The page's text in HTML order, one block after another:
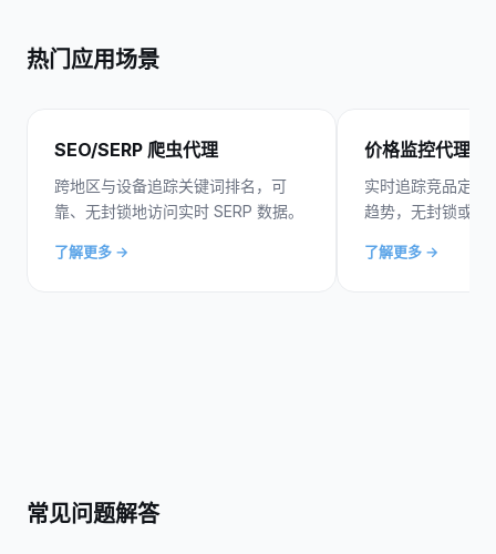
热门应用场景
SEO/SERP 爬虫代理
跨地区与设备追踪关键词排名，可
靠、无封锁地访问实时 SERP 数据。
了解更多 →
价格监控代理
实时追踪竞品定价
趋势，无封锁或限
了解更多 →
常见问题解答